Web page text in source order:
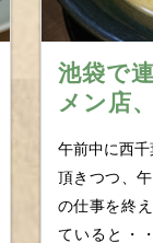
池袋で
メン店
チャン
午前中に西
頂きつつ、
の仕事を終
ていると・